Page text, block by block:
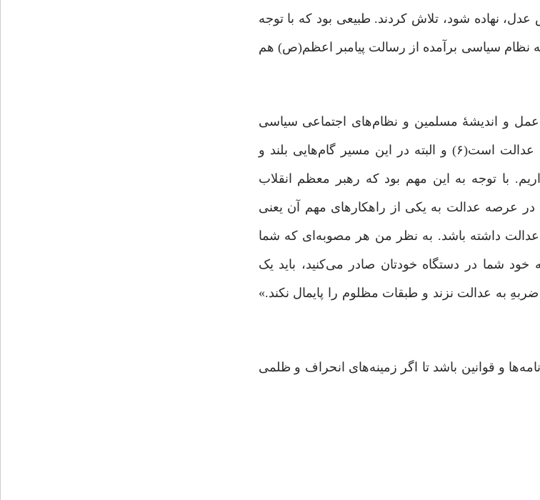
نهاده شود، تلاش کردند. طبیعی بود که با توجه
کنند.» (۵) طبعاً انتظار می‌رود که نظام سیاسی برآمده از رسالت پیامبر اعظم(ص) هم
و اندیشۀ مسلمین و نظام‌های اجتماعی سیاسی
برخاستۀ از آن کمرنگ است. با آنکه فلسفه وجودی نظام جمهوری اسلامی، عدالت است(۶) و البته در این مسیر گام‌هایی بلند و
با توجه به این مهم بود که رهبر معظم انقلاب
در عرصه عدالت به یکی از راهکارهای مهم آن یعنی
داشته باشد. به نظر من هر مصوبه‌ای که شما
شما در دستگاه خودتان صادر می‌کنید، باید یک
به عدالت نزند و طبقات مظلوم را پایمال نکند.»
و قوانین باشد تا اگر زمینه‌های انحراف و ظلمی